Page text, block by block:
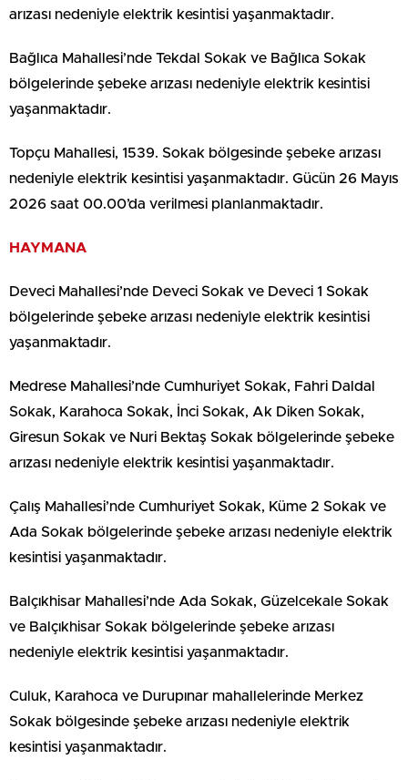
arızası nedeniyle elektrik kesintisi yaşanmaktadır.
Bağlıca Mahallesi’nde Tekdal Sokak ve Bağlıca Sokak
bölgelerinde şebeke arızası nedeniyle elektrik kesintisi
yaşanmaktadır.
Topçu Mahallesi, 1539. Sokak bölgesinde şebeke arızası
nedeniyle elektrik kesintisi yaşanmaktadır. Gücün 26 Mayıs
2026 saat 00.00’da verilmesi planlanmaktadır.
HAYMANA
Deveci Mahallesi’nde Deveci Sokak ve Deveci 1 Sokak
bölgelerinde şebeke arızası nedeniyle elektrik kesintisi
yaşanmaktadır.
Medrese Mahallesi’nde Cumhuriyet Sokak, Fahri Daldal
Sokak, Karahoca Sokak, İnci Sokak, Ak Diken Sokak,
Giresun Sokak ve Nuri Bektaş Sokak bölgelerinde şebeke
arızası nedeniyle elektrik kesintisi yaşanmaktadır.
Çalış Mahallesi’nde Cumhuriyet Sokak, Küme 2 Sokak ve
Ada Sokak bölgelerinde şebeke arızası nedeniyle elektrik
kesintisi yaşanmaktadır.
Balçıkhisar Mahallesi’nde Ada Sokak, Güzelcekale Sokak
ve Balçıkhisar Sokak bölgelerinde şebeke arızası
nedeniyle elektrik kesintisi yaşanmaktadır.
Culuk, Karahoca ve Durupınar mahallelerinde Merkez
Sokak bölgesinde şebeke arızası nedeniyle elektrik
kesintisi yaşanmaktadır.